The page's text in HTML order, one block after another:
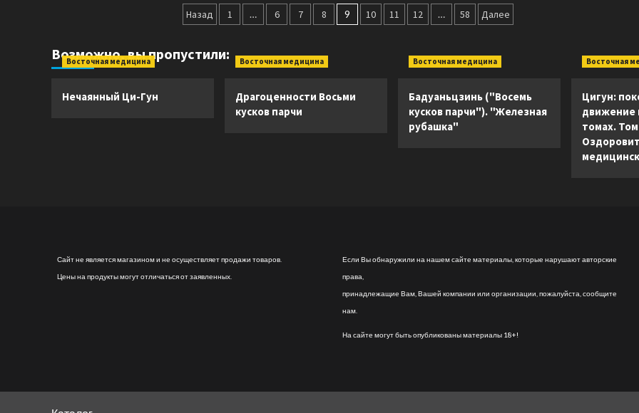
Сохранить
и
качество
жизни.
руководство
го
типа
Пагинация
Назад 1 … 6 7 8 9 10 11 12 … 58 Далее
Возможно, вы пропустили:
Восточная медицина
Нечаянный Ци-Гун
Восточная медицина
Драгоценности Восьми
кусков парчи
Восточная медицина
Бадуаньцзинь ("Восемь
кусков парчи"). "Железная
рубашка"
Восточная
Цигун:
движение
томах.
Сайт не является магазином и не осуществляет продажи товаров.
Цены на продукты могут отличаться от заявленных.
Если Вы обнаружили на нашем сайте материалы, которые нарушают авторские
права,
принадлежащие Вам, Вашей компании или организации, пожалуйста, сообщите
нам.
На сайте могут быть опубликованы материалы 18+!